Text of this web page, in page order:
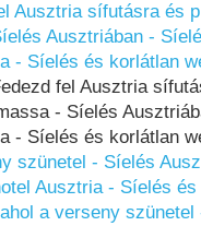
Ausztria sífutásra és
Ausztriában -
- Síelés és korlátlan
fel Ausztria
- Síelés
- Síelés és korlátlan
szünetel - Síelés
Ausztria - Síelés
a verseny